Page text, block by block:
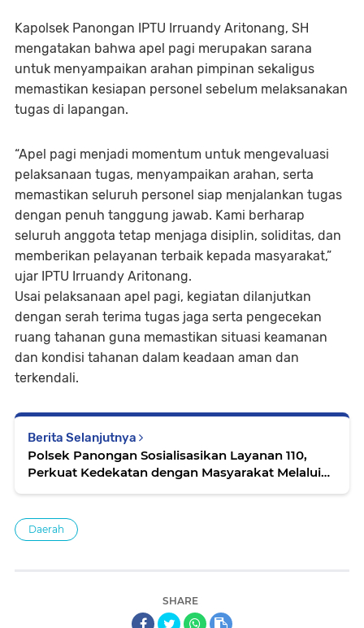
Kapolsek Panongan IPTU Irruandy Aritonang, SH
mengatakan bahwa apel pagi merupakan sarana
untuk menyampaikan arahan pimpinan sekaligus
memastikan kesiapan personel sebelum melaksanakan
tugas di lapangan.
“Apel pagi menjadi momentum untuk mengevaluasi
pelaksanaan tugas, menyampaikan arahan, serta
memastikan seluruh personel siap menjalankan tugas
dengan penuh tanggung jawab. Kami berharap
seluruh anggota tetap menjaga disiplin, soliditas, dan
memberikan pelayanan terbaik kepada masyarakat,”
ujar IPTU Irruandy Aritonang.
Usai pelaksanaan apel pagi, kegiatan dilanjutkan
dengan serah terima tugas jaga serta pengecekan
ruang tahanan guna memastikan situasi keamanan
dan kondisi tahanan dalam keadaan aman dan
terkendali.
Berita Selanjutnya
Polsek Panongan Sosialisasikan Layanan 110,
Perkuat Kedekatan dengan Masyarakat Melalui
Daerah
SHARE